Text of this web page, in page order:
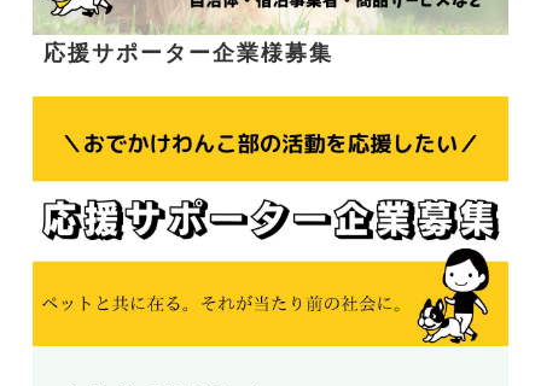
応援サポーター企業様募集